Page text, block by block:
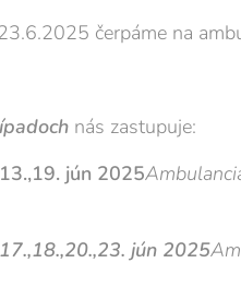
čerpáme na
nás zastupuje:
jún 2025
jún 2025